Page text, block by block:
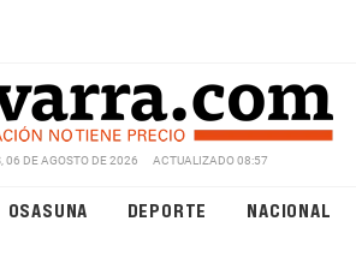
06 DE AGOSTO DE 2026 ACTUALIZADO 08:57
OSASUNA DEPORTE NACIONAL